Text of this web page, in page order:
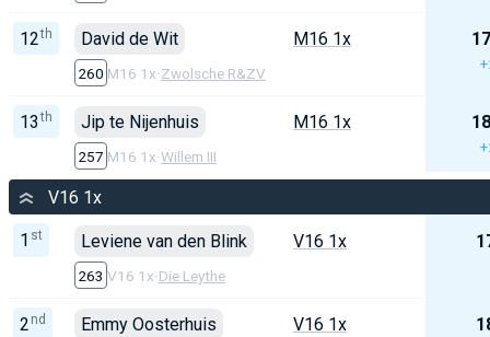
12th David de Wit
260 M16 1x·Zwolsche R&ZV
M16 1x
13 th Jip te Nijenhuis
257 M16 1x·Willem III
M16 1x
V16 1x
1 st Leviene van den Blink
263 V16 1x·Die Leythe
V16 1x
2 nd Emmy Oosterhuis V16 1x